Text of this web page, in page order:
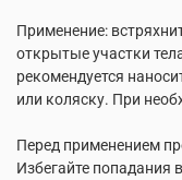
Применение:
открытые участки
рекомендуется
или коляску. При
Перед применением
Избегайте попадания